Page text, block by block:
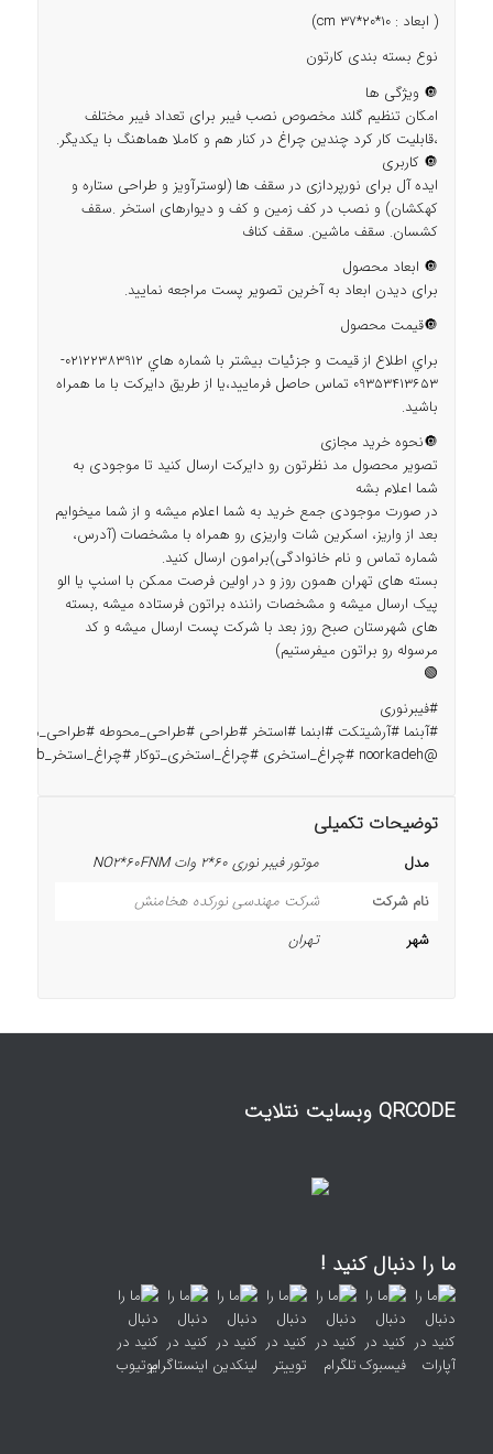
( ابعاد : cm 37*20*10)
نوع بسته بندی کارتون
🔘 ویژگی ها
امکان تنظیم گلند مخصوص نصب فیبر برای تعداد فیبر مختلف
،قابلیت کار کرد چندین چراغ در کنار هم و کاملا هماهنگ با یکدیگر.
🔘 کاربری
ایده آل برای نورپردازی در سقف ها (لوسترآویز و طراحی ستاره و
کهکشان) و نصب در کف زمین و کف و دیوارهای استخر .سقف
کشسان. سقف ماشین. سقف کناف
🔘 ابعاد محصول
برای دیدن ابعاد به آخرین تصویر پست مراجعه نمایید.
🔘قیمت محصول
براي اطلاع از قيمت و جزئيات بيشتر با شماره هاي 02122383912-
09353413653 تماس حاصل فرماييد،يا از طريق دايركت با ما همراه
باشيد.
🔘نحوه خرید مجازی
تصویر محصول مد نظرتون رو دایرکت ارسال کنید تا موجودی به
شما اعلام بشه
در صورت موجودی جمع خرید به شما اعلام میشه و از شما میخوایم
بعد از واریز، اسکرین شات واریزی رو همراه با مشخصات (آدرس،
شماره تماس و نام خانوادگی)برامون ارسال کنید.
بسته های تهران همون روز و در اولین فرصت ممکن با اسنپ یا الو
پیک ارسال میشه و مشخصات راننده براتون فرستاده میشه ,بسته
های شهرستان صبح روز بعد با شرکت پست ارسال میشه و کد
مرسوله رو براتون میفرستیم)
🟢
#فیبرنوری
#آبنما #آرشیتکت #ابنما #استخر #طراحی #طراحی_محوطه
@noorkadeh
#چراغ_استخری #چراغ_استخری_توکار #چراغ_استخر_rgb
توضیحات تکمیلی
مدل
موتور فیبر نوری 60*2 وات NO2*60FNM
نام شرکت
شرکت مهندسی نورکده هخامنش
شهر
تهران
QRCODE وبسایت نتلایت
ما را دنبال کنید !